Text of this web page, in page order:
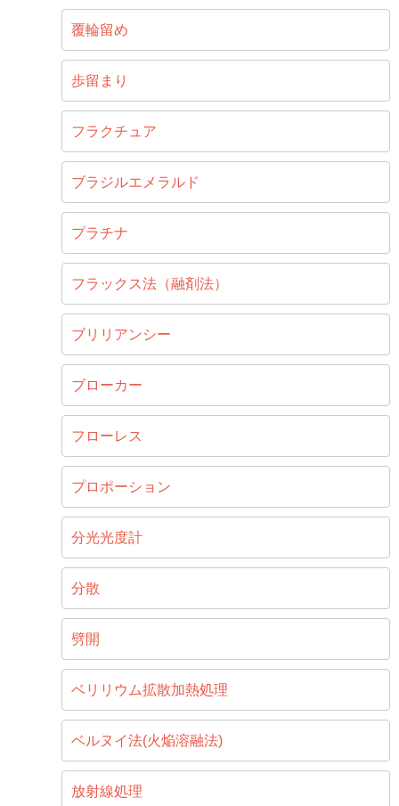
覆輪留め
歩留まり
フラクチュア
ブラジルエメラルド
プラチナ
フラックス法（融剤法）
ブリリアンシー
ブローカー
フローレス
プロポーション
分光光度計
分散
劈開
ベリリウム拡散加熱処理
ベルヌイ法(火焔溶融法)
放射線処理